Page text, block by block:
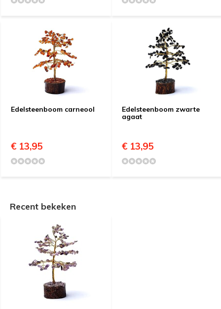
Edelsteenboom carneool
€ 13,95
Edelsteenboom zwarte
agaat
€ 13,95
Recent bekeken